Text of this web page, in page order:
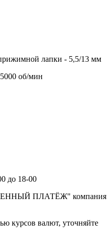
лапки - 5,5/13 мм
об/мин
до 18-00
ПЛАТЁЖ" компания
курсов валют, уточняйте